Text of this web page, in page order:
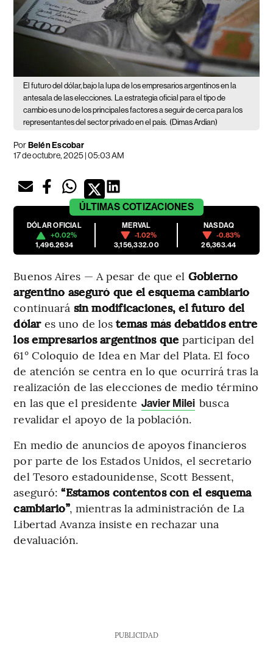
El futuro del dólar, bajo la lupa de los empresarios argentinos en la
antesala de las elecciones. La estrategia oficial para el tipo de
cambio es uno de los principales factores a seguir de cerca para los
representantes del sector privado en el país. (Dimas Ardian)
PorBelén Escobar
17 de octubre, 2025 | 05:03 AM
ÚLTIMAS COTIZACIONES
DÓLAR OFICIAL
+0.02%
1,496.2634
MERVAL
-1.02%
3,156,332.00
NASDAQ
-0.83%
26,363.44
Buenos Aires — A pesar de que el Gobierno
argentino aseguró que el esquema cambiario
continuará sin modificaciones, el futuro del
dólar es uno de lostemas más debatidos entre
los empresarios argentinos que participan del
61° Coloquio de Idea en Mar del Plata. El foco
de atención se centra en lo que ocurrirá tras la
realización de las elecciones de medio término
en las que el presidente Javier Milei busca
revalidar el apoyo de la población.
En medio de anuncios de apoyos financieros
por parte de los Estados Unidos, el secretario
del Tesoro estadounidense, Scott Bessent,
aseguró: “Estamos contentos con el esquema
cambiario”, mientras la administración de La
Libertad Avanza insiste en rechazar una
devaluación.
PUBLICIDAD